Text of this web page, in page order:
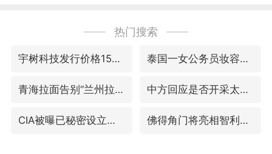
热门搜索
宇树科技发行价格150.80元/股 泰国一女公务员妆容引争议 本人回应
青海拉面告别“兰州拉面” 中方回应是否开采太平洋海底稀土资源
CIA被曝已秘密设立古巴工作组 佛得角门将亮相智利俱乐部主场